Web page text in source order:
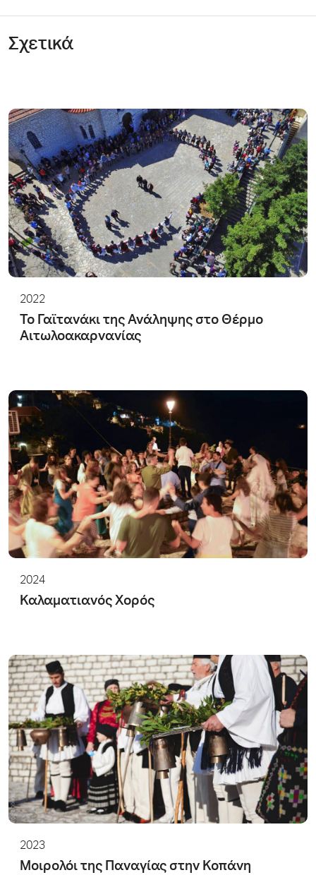
Σχετικά
2022
Το Γαϊτανάκι της Ανάληψης στο Θέρμο
Αιτωλοακαρνανίας
2024
Καλαματιανός Χορός
2023
Μοιρολόι της Παναγίας στην Κοπάνη